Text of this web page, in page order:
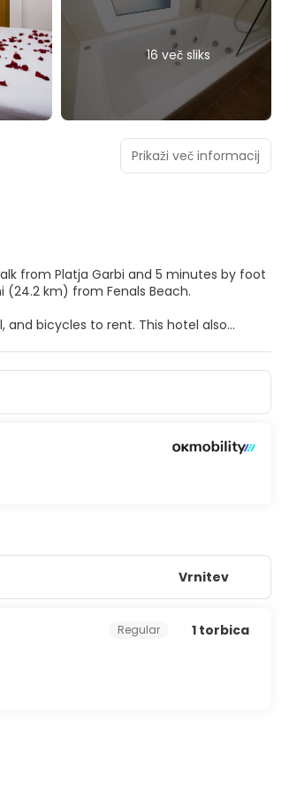
16 več sliks
from Platja Garbi and 5 minutes by foot
mi (24.2 km) from Fenals Beach.
bicycles to rent. This hotel also
Rooms have private balconies.
for your entertainment. Private
with other guests at the
buffet breakfast is served daily
parking (subject to charges) is available
Prikaži več informacij
Vrnitev
Regular 1 torbica